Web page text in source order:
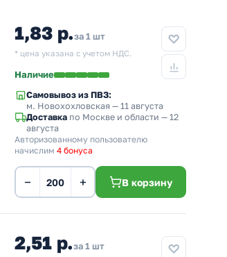
1,83 р.за 1 шт
* цена указана с учетом НДС.
Наличие
Самовывоз из ПВЗ:
м. Новохохловская — 11 августа
Доставка по Москве и области — 12
августа
Авторизованному пользователю
начислим 4 бонуса
− + В корзину
2,51 р.за 1 шт